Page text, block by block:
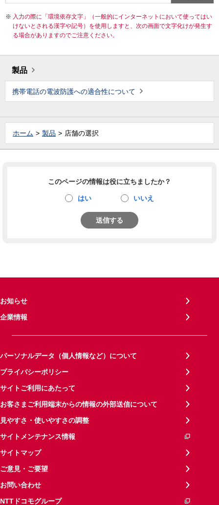
入力の際に「環境依存文字」（一般的にインターネットにおいて使ってはい
けないとされる漢字や記号）を使用しますと、次の画面で文字化けが発生す
る場合がありますのでご注意ください。
製品
携帯電話の電波防護への適合性について
ホーム 製品 店舗の選択
このページの情報は役に立ちましたか？
はい いいえ
送信する
お知らせ
企業情報
パーソナルデータ（個人情報など）について
プライバシーポリシー
サイトご利用にあたって
お客さまご利用端末からの情報の外部送信について
見やすさ・使いやすさの調整
サイトメンテナンス情報
サイトマップ
ご意見・ご要望
お問い合わせ
NTTドコモグループ